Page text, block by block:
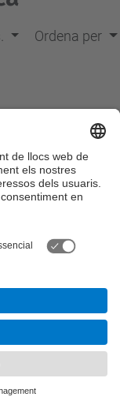
Ordena per
privadesa